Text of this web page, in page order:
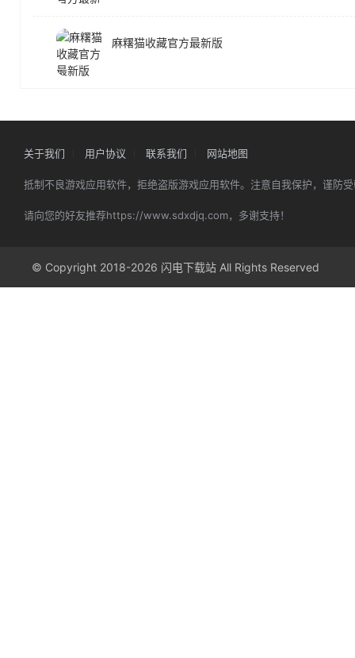
麻糬猫收藏官方最新版
关于我们 用户协议 联系我们 网站地图
抵制不良游戏应用软件，拒绝盗版游戏应用软件。注意自我保护，谨防
请向您的好友推荐https://www.sdxdjq.com，多谢支持！
© Copyright 2018-2026 闪电下载站 All Rights Reserved